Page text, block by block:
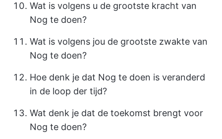
Wat is volgens u de grootste kracht van
Nog te doen?
Wat is volgens jou de grootste zwakte van
Nog te doen?
Hoe denk je dat Nog te doen is veranderd
in de loop der tijd?
Wat denk je dat de toekomst brengt voor
Nog te doen?